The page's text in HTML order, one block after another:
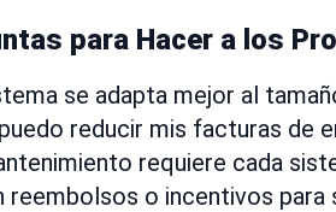
para Hacer a los
se adapta mejor al
reducir mis facturas de
requiere cada
reembolsos o incentivos